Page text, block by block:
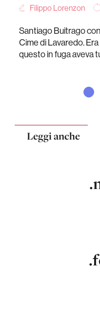
Filippo Lorenzon
Santiago Buitrago
Cime di Lavaredo.
questo in fuga aveva
Leggi anche